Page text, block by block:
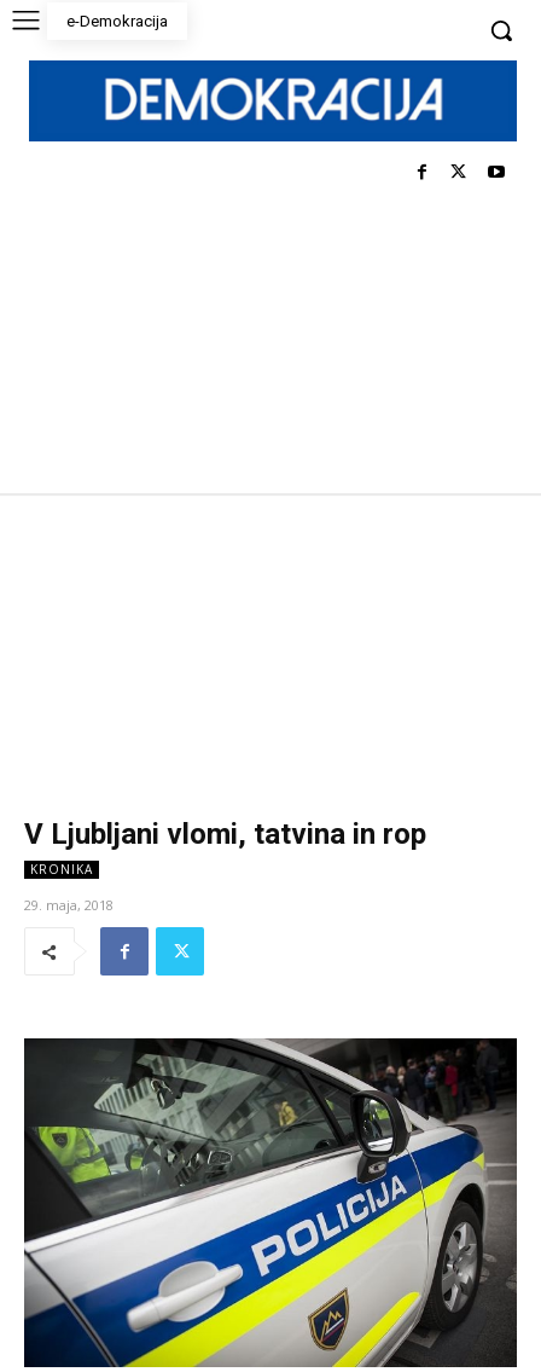
e-Demokracija
V Ljubljani vlomi, tatvina in rop
KRONIKA
29. maja, 2018